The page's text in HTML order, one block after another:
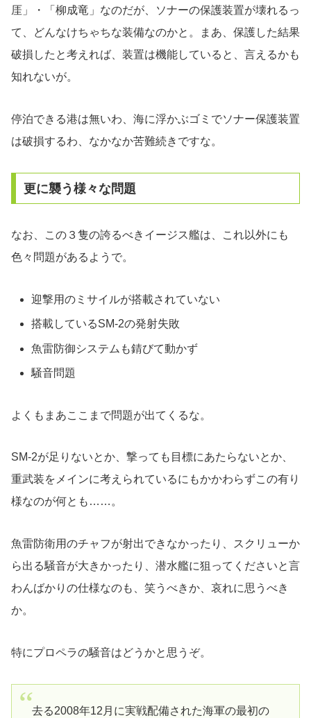
厓」・「柳成竜」なのだが、ソナーの保護装置が壊れるっ
て、どんなけちゃちな装備なのかと。まあ、保護した結果
破損したと考えれば、装置は機能していると、言えるかも
知れないが。
停泊できる港は無いわ、海に浮かぶゴミでソナー保護装置
は破損するわ、なかなか苦難続きですな。
更に襲う様々な問題
なお、この３隻の誇るべきイージス艦は、これ以外にも
色々問題があるようで。
迎撃用のミサイルが搭載されていない
搭載しているSM-2の発射失敗
魚雷防御システムも錆びて動かず
騒音問題
よくもまあここまで問題が出てくるな。
SM-2が足りないとか、撃っても目標にあたらないとか、
重武装をメインに考えられているにもかかわらずこの有り
様なのが何とも……。
魚雷防衛用のチャフが射出できなかったり、スクリューか
ら出る騒音が大きかったり、潜水艦に狙ってくださいと言
わんばかりの仕様なのも、笑うべきか、哀れに思うべき
か。
特にプロペラの騒音はどうかと思うぞ。
去る2008年12月に実戦配備された海軍の最初の